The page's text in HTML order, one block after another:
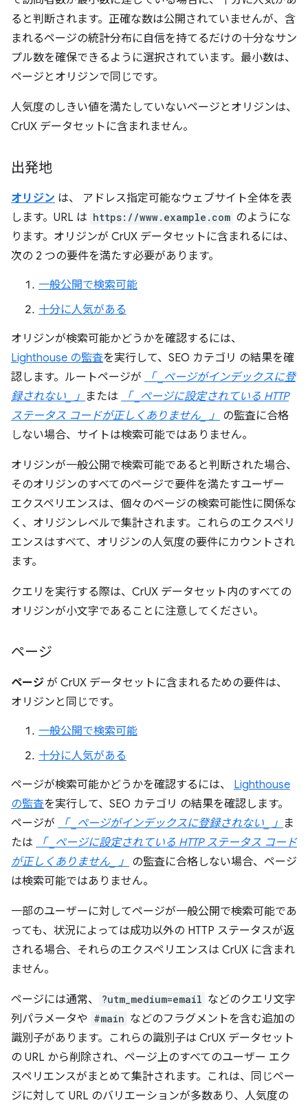
ると判断されます。正確な数は公開されていませんが、含
まれるページの統計分布に自信を持てるだけの十分なサン
プル数を確保できるように選択されています。最小数は、
ページとオリジンで同じです。
人気度のしきい値を満たしていないページとオリジンは、
CrUX データセットに含まれません。
出発地
オリジン は、 アドレス指定可能なウェブサイト全体を表
します。URL は https://www.example.com のようにな
ります。オリジンが CrUX データセットに含まれるには、
次の 2 つの要件を満たす必要があります。
一般公開で検索可能
十分に人気がある
オリジンが検索可能かどうかを確認するには、
Lighthouse の監査を実行して、SEO カテゴリ の結果を確
認します。ルートページが
「 _ページがインデックスに登
録されない_ 」 または
「 _ページに設定されている HTTP
ステータス コードが正しくありません_ 」
の監査に合格
しない場合、サイトは検索可能ではありません。
オリジンが一般公開で検索可能であると判断された場合、
そのオリジンのすべてのページで要件を満たすユーザー
エクスペリエンスは、個々のページの検索可能性に関係な
く、オリジンレベルで集計されます。これらのエクスペリ
エンスはすべて、オリジンの人気度の要件にカウントされ
ます。
クエリを実行する際は、CrUX データセット内のすべての
オリジンが小文字であることに注意してください。
ページ
ページ が CrUX データセットに含まれるための要件は、
オリジンと同じです。
一般公開で検索可能
十分に人気がある
ページが検索可能かどうかを確認するには、 Lighthouse
の監査を実行して、SEO カテゴリ の結果を確認します。
ページが
「 _ページがインデックスに登録されない_ 」 ま
たは
「 _ページに設定されている HTTP ステータス コード
が正しくありません_ 」
の監査に合格しない場合、ページ
は検索可能ではありません。
一部のユーザーに対してページが一般公開で検索可能であ
っても、状況によっては成功以外の HTTP ステータスが返
される場合、それらのエクスペリエンスは CrUX に含まれ
ません。
ページには通常、 ?utm_medium=email などのクエリ文字
列パラメータや #main などのフラグメントを含む追加の
識別子があります。これらの識別子は CrUX データセット
の URL から削除され、ページ上のすべてのユーザー エク
スペリエンスがまとめて集計されます。これは、同じペー
ジに対して URL のバリエーションが多数あり、人気度の